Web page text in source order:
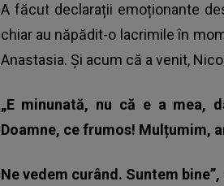
A făcut declarații emoționante
chiar au năpădit-o lacrimile în
Anastasia. Și acum că a venit,
„E minunată, nu că e a mea,
Doamne, ce frumos! Mulțumim,
Ne vedem curând. Suntem bine”,